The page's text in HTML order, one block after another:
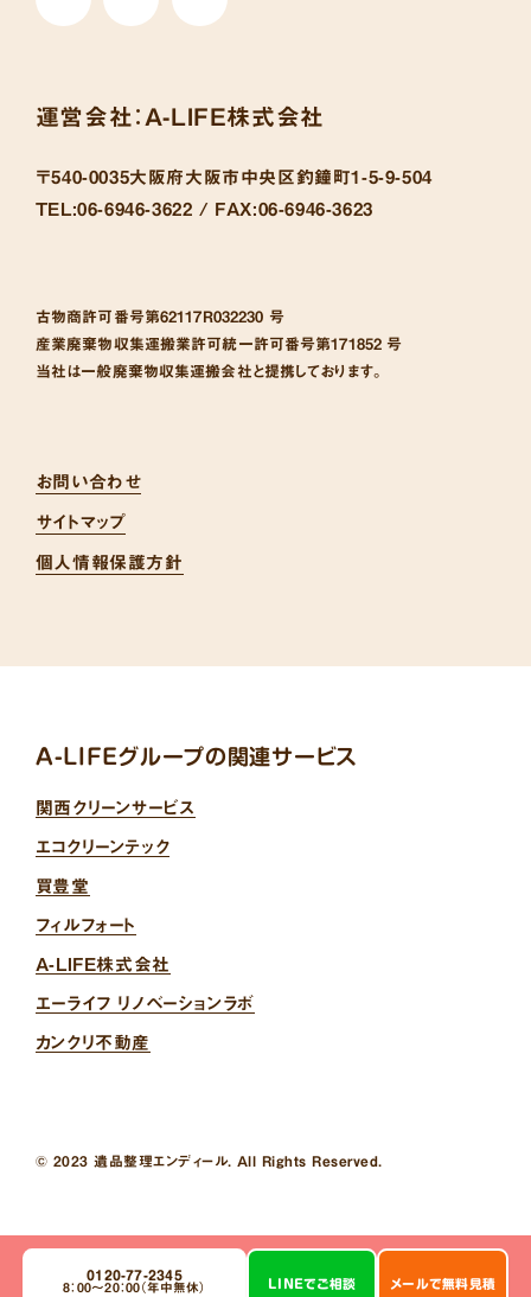
運営会社： A-LIFE株式会社
〒540-0035大阪府大阪市中央区釣鐘町1-5-9-504
TEL:06-6946-3622 / FAX:06-6946-3623
古物商許可番号第62117R032230 号
産業廃棄物収集運搬業許可統一許可番号第171852 号
当社は一般廃棄物収集運搬会社と提携しております。
お問い合わせ
サイトマップ
個人情報保護方針
A-LIFEグループの関連サービス
関西クリーンサービス
エコクリーンテック
買豊堂
フィルフォート
A-LIFE株式会社
エーライフ リノベーションラボ
カンクリ不動産
© 2023 遺品整理エンディール. All Rights Reserved.
0120-77-2345
8：00～20：00（年中無休）
LINEで ご相談 メールで無料見積